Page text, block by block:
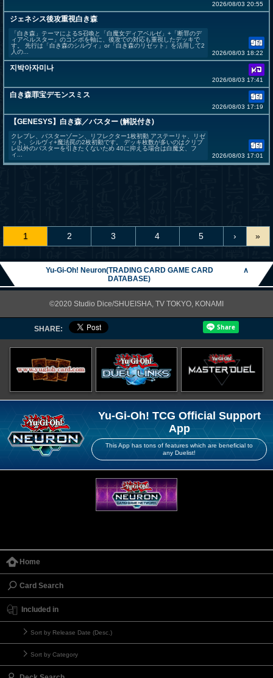
2026/08/03 20:55
ジェネシス後攻重視白き森
「白き森」テーマによるS召喚と「白魔女ディアベルゼ」+「断罪のデ
ィアベルスター」のコンボを軸に、後攻での対応も重視したデッキで
す。 先行は「白き森のシルヴィ」or「白き森のリゼット」を活用して2
人の...
2026/08/03 18:22
지박아자미나
2026/08/03 17:41
白き森罪宝デモンスミス
2026/08/03 17:19
【GENESYS】白き森／バスター (解説付き)
クレブレ、バスターゾーン、リフレクター1枚初動 アステーリャ、リゼ
ット、シルヴィ+魔法罠の2枚初動です。 デッキ枚数が多いのはクリブ
レ以外のバスターを引きたくないため 40に抑える場合は白魔女、フ
ィ...
2026/08/03 17:01
1 2 3 4 5 › »
Yu-Gi-Oh! Neuron(TRADING CARD GAME CARD
DATABASE)
∧
©2020 Studio Dice/SHUEISHA, TV TOKYO, KONAMI
SHARE:
Yu-Gi-Oh! TCG Official Support
App
This App has tons of features which are beneficial to
any Duelist!
Home
Card Search
Included in
Sort by Release Date (Desc.)
Sort by Category